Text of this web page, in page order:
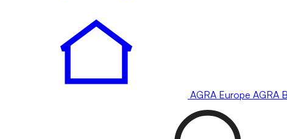
AGRA Europe AGRA